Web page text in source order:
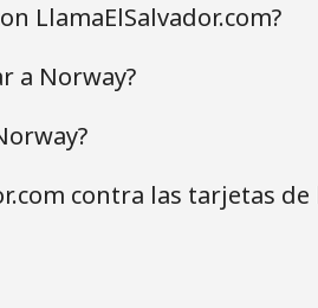
LlamaElSalvador.com?
a Norway?
contra las tarjetas